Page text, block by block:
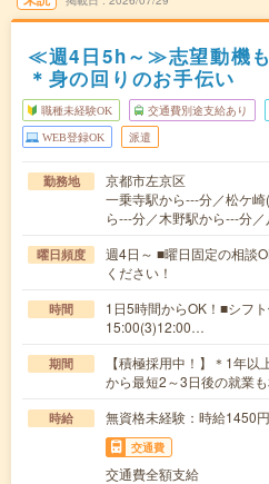
≪週4日5h～≫志望動機も
＊身の回りのお手伝い
職種未経験OK 交通費別途支給あり
WEB登録OK 派遣
勤務地
京都市左京区
一乗寺駅から---分／松ケ
ら---分／木野駅から---分
曜日頻度
週4日～ ■曜日固定の相談
ください！
時間
1日5時間からOK！■シフ
15:00(3)12:00…
期間
【積極採用中！】＊1年
から最短2～3日後の就業
時給 無資格未経験：時給
交通費
交通費全額支給